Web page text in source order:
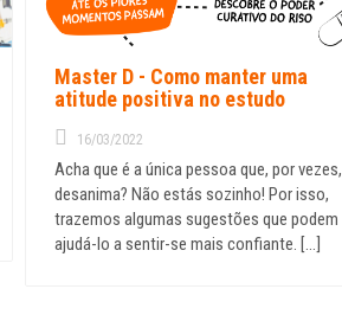
Master D - Como manter uma
atitude positiva no estudo
16/03/2022
Acha que é a única pessoa que, por vezes,
desanima? Não estás sozinho! Por isso,
trazemos algumas sugestões que podem
ajudá-lo a sentir-se mais confiante. [...]